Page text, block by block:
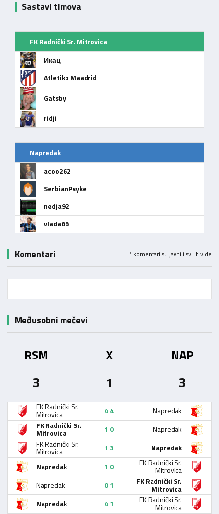
Sastavi timova
FK Radnički Sr. Mitrovica
Икац
Atletiko Maadrid
Gatsby
ridji
Napredak
acoo262
SerbianPsyke
nedja92
vlada88
Komentari * komentari su javni i svi ih vide
Međusobni mečevi
RSM X NAP
3 1 3
FK Radnički Sr.
Mitrovica 4:4
Napredak
FK Radnički Sr.
Mitrovica 1:0
Napredak
FK Radnički Sr.
Mitrovica 1:3
Napredak
Napredak
1:0 FK Radnički Sr.
Mitrovica
Napredak
0:1 FK Radnički Sr.
Mitrovica
Napredak
4:1 FK Radnički Sr.
Mitrovica